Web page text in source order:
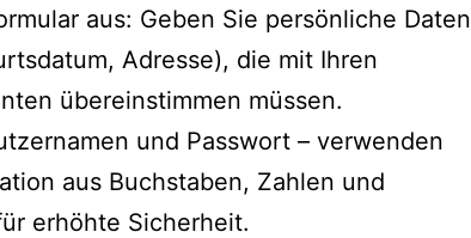
aus: Geben Sie persönliche Daten
Adresse), die mit Ihren
übereinstimmen müssen.
und Passwort – verwenden
aus Buchstaben, Zahlen und
erhöhte Sicherheit.